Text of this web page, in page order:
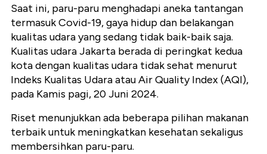
Saat ini, paru-paru menghadapi aneka tantangan
termasuk Covid-19, gaya hidup dan belakangan
kualitas udara yang sedang tidak baik-baik saja.
Kualitas udara Jakarta berada di peringkat kedua
kota dengan kualitas udara tidak sehat menurut
Indeks Kualitas Udara atau Air Quality Index (AQI),
pada Kamis pagi, 20 Juni 2024.
Riset menunjukkan ada beberapa pilihan makanan
terbaik untuk meningkatkan kesehatan sekaligus
membersihkan paru-paru.